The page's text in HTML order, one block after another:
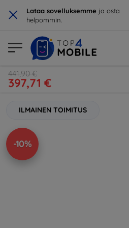
× Lataa sovelluksemme ja osta
helpommin.
441,90 €
397,71 €
ILMAINEN TOIMITUS
-10%